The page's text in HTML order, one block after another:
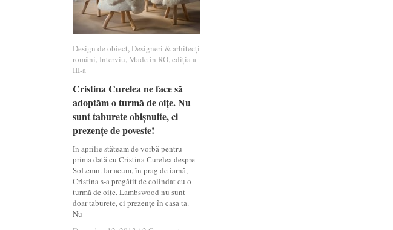
Design de obiect,Designeri & arhitecți
români, Interviu,Made in RO, ediția a
III-a
Cristina Curelea ne face să
adoptăm o turmă de oițe. Nu
sunt taburete obișnuite, ci
prezențe de poveste!
În aprilie stăteam de vorbă pentru
prima dată cu Cristina Curelea despre
SoLemn. Iar acum, în prag de iarnă,
Cristina s-a pregătit de colindat cu o
turmă de oițe. Lambswood nu sunt
doar taburete, ci prezențe în casa ta.
Nu
Design de obiect Designeri & arhitecți
români Interviu Made in RO, ediția a
III-a
Cristina Curelea ne face să
adoptăm o turmă de oițe. Nu
sunt taburete obișnuite, ci
prezențe de poveste!